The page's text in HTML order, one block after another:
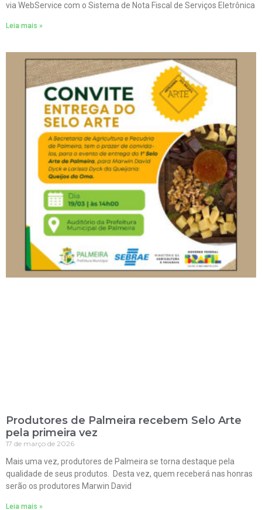
via WebService com o Sistema de Nota Fiscal de Serviços Eletrônica
Leia mais »
Produtores de Palmeira recebem Selo Arte
pela primeira vez
17 de março de 2026
Mais uma vez, produtores de Palmeira se torna destaque pela
qualidade de seus produtos. Desta vez, quem receberá nas honras
serão os produtores Marwin David
Leia mais »